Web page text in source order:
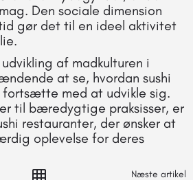
Den sociale dimension
gør det til en ideel aktivitet
af madkulturen i
at se, hvordan sushi
fortsætte med at udvikle sig.
til bæredygtige praksisser, er
restauranter, der ønsker at
oplevelse for deres
Næste artikel